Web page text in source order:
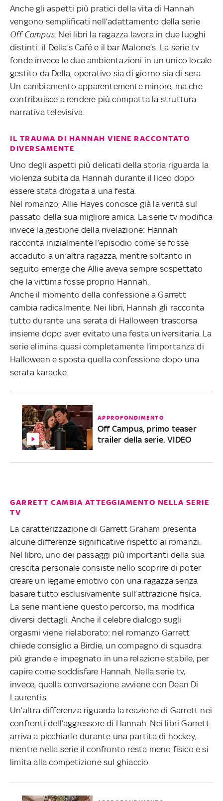
Anche gli aspetti più pratici della vita di Hannah
vengono semplificati nell’adattamento della serie
Off Campus . Nei libri la ragazza lavora in due luoghi
distinti: il Della’s Café e il bar Malone’s. La serie tv
fonde invece le due ambientazioni in un unico locale
gestito da Della, operativo sia di giorno sia di sera.
Un cambiamento apparentemente minore, ma che
contribuisce a rendere più compatta la struttura
narrativa televisiva.
IL TRAUMA DI HANNAH VIENE RACCONTATO
DIVERSAMENTE
Uno degli aspetti più delicati della storia riguarda la
violenza subita da Hannah durante il liceo dopo
essere stata drogata a una festa.
Nel romanzo, Allie Hayes conosce già la verità sul
passato della sua migliore amica. La serie tv modifica
invece la gestione della rivelazione: Hannah
racconta inizialmente l’episodio come se fosse
accaduto a un’altra ragazza, mentre soltanto in
seguito emerge che Allie aveva sempre sospettato
che la vittima fosse proprio Hannah.
Anche il momento della confessione a Garrett
cambia radicalmente. Nei libri, Hannah gli racconta
tutto durante una serata di Halloween trascorsa
insieme dopo aver evitato una festa universitaria. La
serie elimina quasi completamente l’importanza di
Halloween e sposta quella confessione dopo una
serata karaoke.
APPROFONDIMENTO
Off Campus, primo teaser
trailer della serie. VIDEO
GARRETT CAMBIA ATTEGGIAMENTO NELLA SERIE
TV
La caratterizzazione di Garrett Graham presenta
alcune differenze significative rispetto ai romanzi.
Nel libro, uno dei passaggi più importanti della sua
crescita personale consiste nello scoprire di poter
creare un legame emotivo con una ragazza senza
basare tutto esclusivamente sull’attrazione fisica.
La serie mantiene questo percorso, ma modifica
diversi dettagli. Anche il celebre dialogo sugli
orgasmi viene rielaborato: nel romanzo Garrett
chiede consiglio a Birdie, un compagno di squadra
più grande e impegnato in una relazione stabile, per
capire come soddisfare Hannah. Nella serie tv,
invece, quella conversazione avviene con Dean Di
Laurentis.
Un’altra differenza riguarda la reazione di Garrett nei
confronti dell’aggressore di Hannah. Nei libri Garrett
arriva a picchiarlo durante una partita di hockey,
mentre nella serie il confronto resta meno fisico e si
limita alla competizione sul ghiaccio.